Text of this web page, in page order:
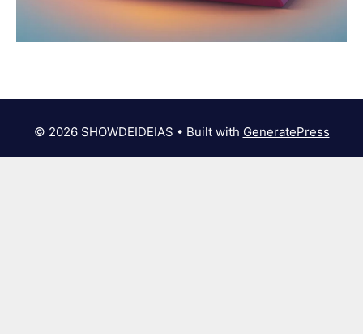
© 2026 SHOWDEIDEIAS • Built with GeneratePress